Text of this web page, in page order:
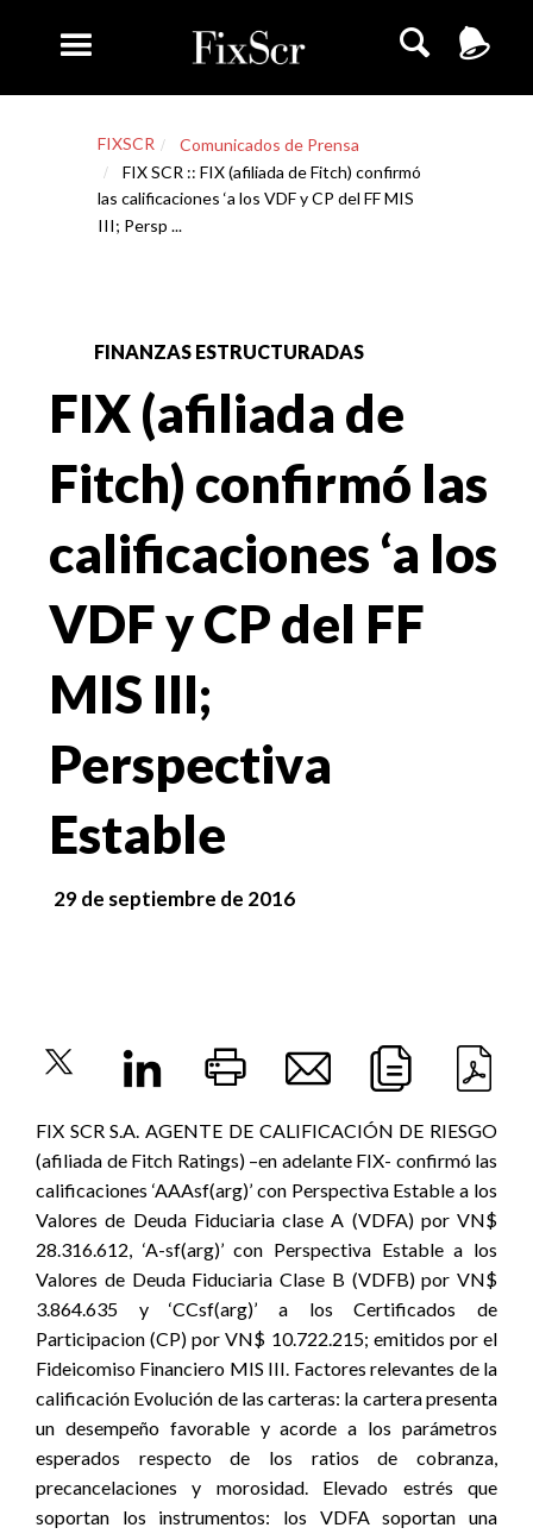
FIXSCR
Comunicados de Prensa
FIX SCR :: FIX (afiliada de Fitch) confirmó
las calificaciones ‘a los VDF y CP del FF MIS
III; Persp ...
FINANZAS ESTRUCTURADAS
FIX (afiliada de
Fitch) confirmó las
calificaciones ‘a los
VDF y CP del FF
MIS III;
Perspectiva
Estable
29 de septiembre de 2016
FIX SCR S.A. AGENTE DE CALIFICACIÓN DE RIESGO
(afiliada de Fitch Ratings) –en adelante FIX- confirmó las
calificaciones ‘AAAsf(arg)’ con Perspectiva Estable a los
Valores de Deuda Fiduciaria clase A (VDFA) por VN$
28.316.612, ‘A-sf(arg)’ con Perspectiva Estable a los
Valores de Deuda Fiduciaria Clase B (VDFB) por VN$
3.864.635 y ‘CCsf(arg)’ a los Certificados de
Participacion (CP) por VN$ 10.722.215; emitidos por el
Fideicomiso Financiero MIS III. Factores relevantes de la
calificación Evolución de las carteras: la cartera presenta
un desempeño favorable y acorde a los parámetros
esperados respecto de los ratios de cobranza,
precancelaciones y morosidad. Elevado estrés que
soportan los instrumentos: los VDFA soportan una